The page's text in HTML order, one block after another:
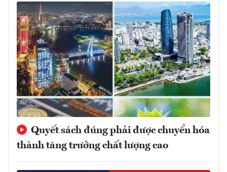
Quyết sách đúng phải được chuyển hóa
thành tăng trưởng chất lượng cao